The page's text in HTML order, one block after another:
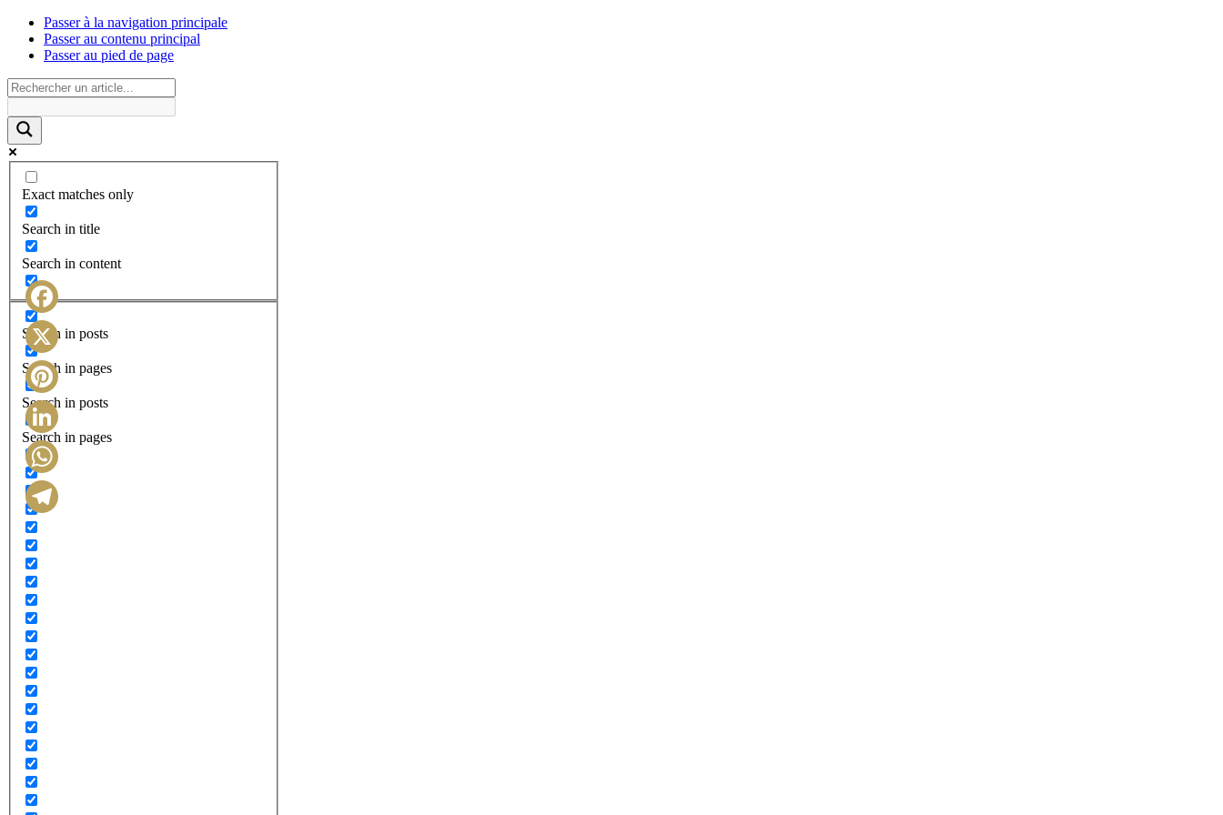
Passer à la navigation principale
Passer au contenu principal
Passer au pied de page
Exact matches only
Search in title
Search in content
Search in posts
Search in pages
Search in posts
Search in pages
Facebook
X
Pinterest
LinkedIn
WhatsApp
Telegram